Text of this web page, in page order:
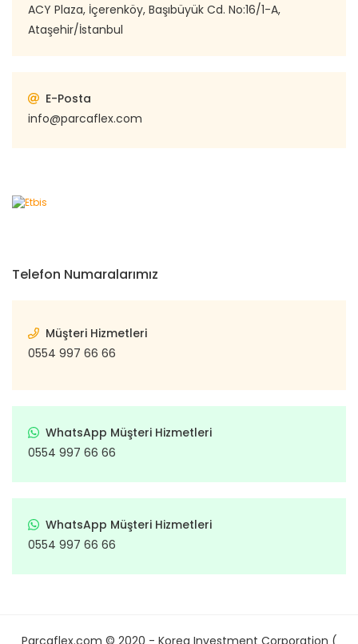
ACY Plaza, İçerenköy, Başıbüyük Cd. No:16/1-A,
Ataşehir/İstanbul
E-Posta
info@parcaflex.com
Telefon Numaralarımız
Müşteri Hizmetleri
0554 997 66 66
WhatsApp Müşteri Hizmetleri
0554 997 66 66
WhatsApp Müşteri Hizmetleri
0554 997 66 66
Parcaflex.com © 2020 - Korea Investment Corporation (